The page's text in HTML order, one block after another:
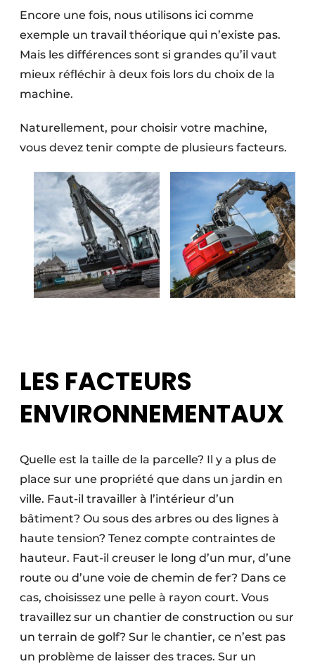
Encore une fois, nous utilisons ici comme
exemple un travail théorique qui n’existe pas.
Mais les différences sont si grandes qu’il vaut
mieux réfléchir à deux fois lors du choix de la
machine.
Naturellement, pour choisir votre machine,
vous devez tenir compte de plusieurs facteurs.
LES FACTEURS
ENVIRONNEMENTAUX
Quelle est la taille de la parcelle? Il y a plus de
place sur une propriété que dans un jardin en
ville. Faut-il travailler à l’intérieur d’un
bâtiment? Ou sous des arbres ou des lignes à
haute tension? Tenez compte contraintes de
hauteur. Faut-il creuser le long d’un mur, d’une
route ou d’une voie de chemin de fer? Dans ce
cas, choisissez une pelle à rayon court. Vous
travaillez sur un chantier de construction ou sur
un terrain de golf? Sur le chantier, ce n’est pas
un problème de laisser des traces. Sur un